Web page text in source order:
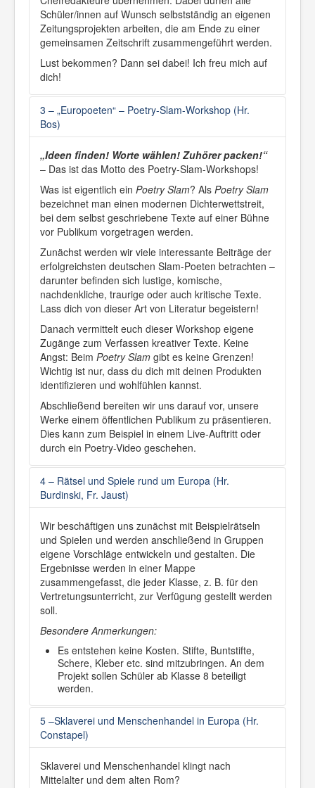
Digitale Ausstattung
Medienscouts
iPad-Projekt
Zukunftsschule NRW
Digitaler "Tag der offenen Tür"
Leben
Offener Ganztag
Kooperationen
Termine
Galerie
Erinnerungs- und Gedenkkultur
Soziales Miteinander
Buddy-Projekt
Komm mit!
Nachhaltigkeit
Solargesellschaft
Stadtradeln
Schulordnung
Kommunikation
Kontakt
Impressum
Presse
Formulare
Schüler/innen auf Wunsch selbstständig an eigenen
Zeitungsprojekten arbeiten, die am Ende zu einer
gemeinsamen Zeitschrift zusammengeführt werden.
Lust bekommen? Dann sei dabei! Ich freu mich auf
dich!
3 – „Europoeten“ – Poetry-Slam-Workshop (Hr.
Bos)
„Ideen finden! Worte wählen! Zuhörer packen!“
– Das ist das Motto des Poetry-Slam-Workshops!
Was ist eigentlich ein Poetry Slam? Als Poetry Slam
bezeichnet man einen modernen Dichterwettstreit,
bei dem selbst geschriebene Texte auf einer Bühne
vor Publikum vorgetragen werden.
Zunächst werden wir viele interessante Beiträge der
erfolgreichsten deutschen Slam-Poeten betrachten –
darunter befinden sich lustige, komische,
nachdenkliche, traurige oder auch kritische Texte.
Lass dich von dieser Art von Literatur begeistern!
Danach vermittelt euch dieser Workshop eigene
Zugänge zum Verfassen kreativer Texte. Keine
Angst: Beim Poetry Slam gibt es keine Grenzen!
Wichtig ist nur, dass du dich mit deinen Produkten
identifizieren und wohlfühlen kannst.
Abschließend bereiten wir uns darauf vor, unsere
Werke einem öffentlichen Publikum zu präsentieren.
Dies kann zum Beispiel in einem Live-Auftritt oder
durch ein Poetry-Video geschehen.
4 – Rätsel und Spiele rund um Europa (Hr.
Burdinski, Fr. Jaust)
Wir beschäftigen uns zunächst mit Beispielrätseln
und Spielen und werden anschließend in Gruppen
eigene Vorschläge entwickeln und gestalten. Die
Ergebnisse werden in einer Mappe
zusammengefasst, die jeder Klasse, z. B. für den
Vertretungsunterricht, zur Verfügung gestellt werden
soll.
Besondere Anmerkungen:
Es entstehen keine Kosten. Stifte, Buntstifte,
Schere, Kleber etc. sind mitzubringen. An dem
Projekt sollen Schüler ab Klasse 8 beteiligt
werden.
5 –Sklaverei und Menschenhandel in Europa (Hr.
Constapel)
Sklaverei und Menschenhandel klingt nach
Mittelalter und dem alten Rom?